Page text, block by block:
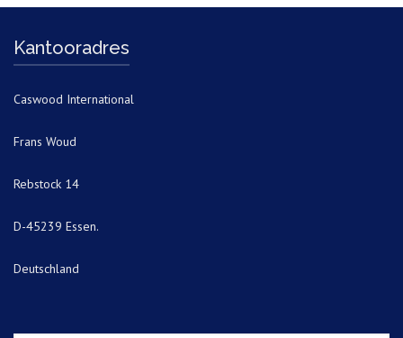
Kantooradres
Caswood International
Frans Woud
Rebstock 14
D-45239 Essen.
Deutschland